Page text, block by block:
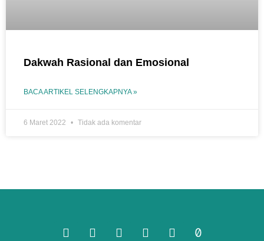
Dakwah Rasional dan Emosional
BACA ARTIKEL SELENGKAPNYA »
6 Maret 2022 Tidak ada komentar